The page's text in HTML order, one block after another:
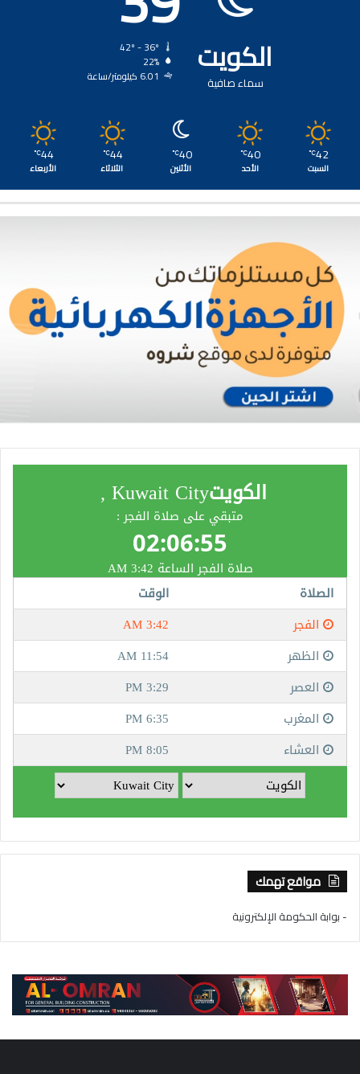
الكويت
سماء صافية
22%
6.01 كيلومتر/ساعة
42
℃
السبت
40
℃
الأحد
40
℃
الأثنين
44
℃
الثلاثاء
44
℃
الأربعاء
مواقع تهمك
- بوابة الحكومة الإلكترونية